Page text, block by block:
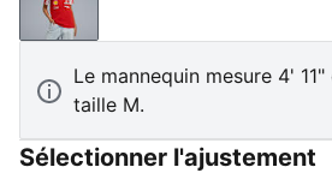
PUMA Red
Le mannequin mesure 4'
taille M.
Sélectionner l'ajustement